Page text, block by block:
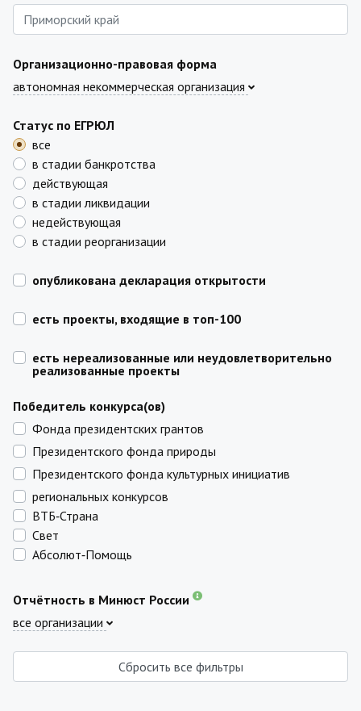
Организационно-правовая форма
автономная некоммерческая организация
Статус по ЕГРЮЛ
все
в стадии банкротства
действующая
в стадии ликвидации
недействующая
в стадии реорганизации
опубликована декларация открытости
есть проекты, входящие в топ-100
есть нереализованные или неудовлетворительно
реализованные проекты
Победитель конкурса(ов)
Фонда президентских грантов
Президентского фонда природы
Президентского фонда культурных инициатив
региональных конкурсов
ВТБ‑Страна
Свет
Абсолют‑Помощь
Отчётность в Минюст России
все организации
Сбросить все фильтры